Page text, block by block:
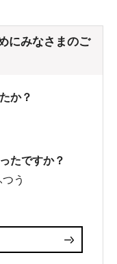
にみなさまのご
か？
たですか？
う